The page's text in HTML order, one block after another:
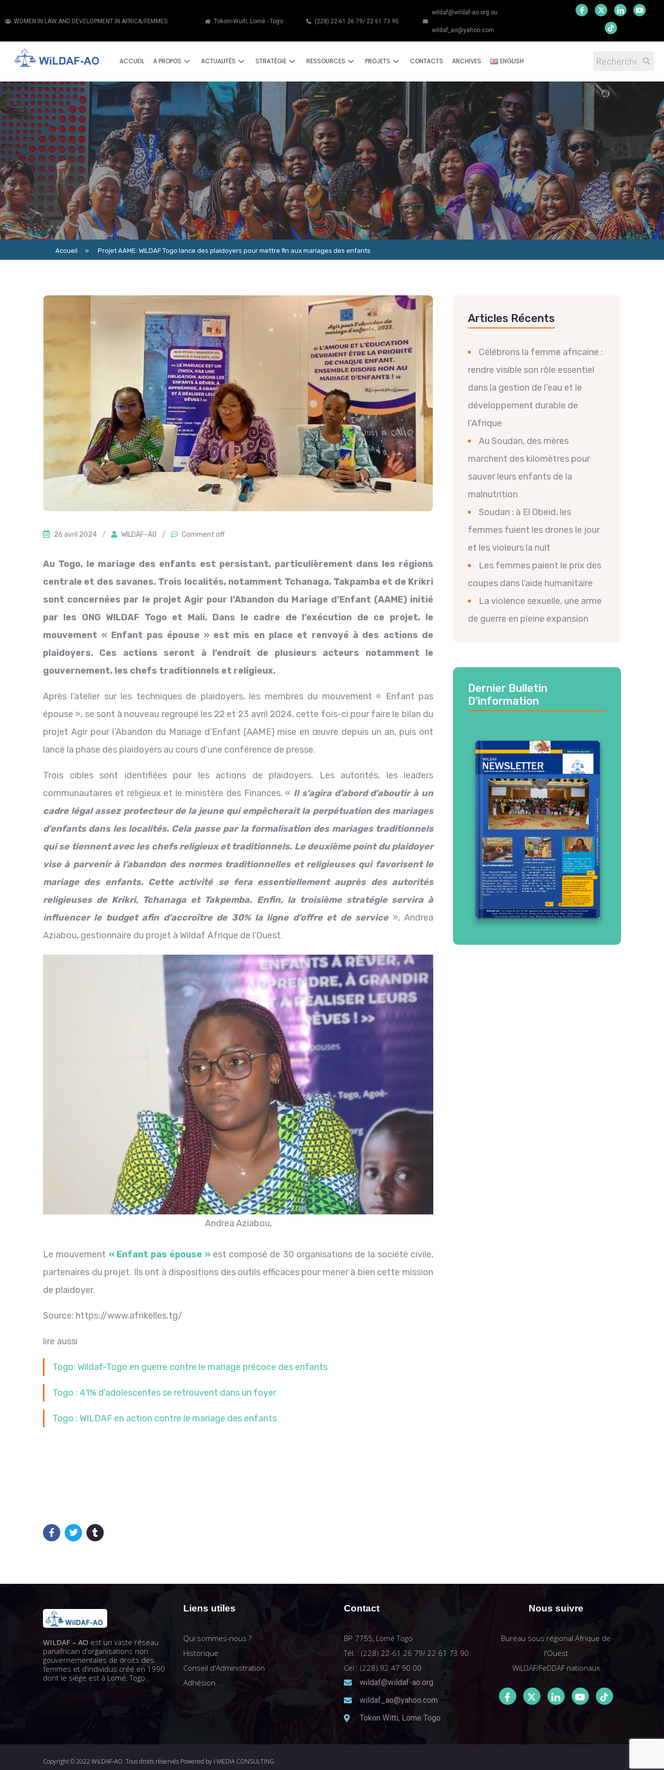
WOMEN IN LAW AND DEVELOPMENT IN AFRICA/FEMMES Tokoin-Wuiti, Lomé - Togo (228) 22-61 26 79/ 22 61 73 90
wildaf@wildaf-ao.org ou
wildaf_ao@yahoo.com
ACCUEIL A PROPOS ACTUALITÉS STRATÉGIE RESSOURCES PROJETS CONTACTS ARCHIVES ENGLISH
Accueil » Projet AAME: WILDAF Togo lance des plaidoyers pour mettre fin aux mariages des enfants
26 avril 2024 / WILDAF-AO / Comment off
Au Togo, le mariage des enfants est persistant, particulièrement dans les régions
centrale et des savanes. Trois localités, notamment Tchanaga, Takpamba et de Krikri
sont concernées par le projet Agir pour l’Abandon du Mariage d’Enfant (AAME) initié
par les ONG WILDAF Togo et Mali. Dans le cadre de l’exécution de ce projet, le
mouvement « Enfant pas épouse » est mis en place et renvoyé à des actions de
plaidoyers. Ces actions seront à l’endroit de plusieurs acteurs notamment le
gouvernement, les chefs traditionnels et religieux.
Après l’atelier sur les techniques de plaidoyers, les membres du mouvement « Enfant pas
épouse », se sont à nouveau regroupé les 22 et 23 avril 2024, cette fois-ci pour faire le bilan du
projet Agir pour l’Abandon du Mariage d’Enfant (AAME) mise en œuvre depuis un an, puis ont
lancé la phase des plaidoyers au cours d’une conférence de presse.
Trois cibles sont identifiées pour les actions de plaidoyers. Les autorités, les leaders
communautaires et religieux et le ministère des Finances. « Il s’agira d’abord d’aboutir à un
cadre légal assez protecteur de la jeune qui empêcherait la perpétuation des mariages
d’enfants dans les localités. Cela passe par la formalisation des mariages traditionnels
qui se tiennent avec les chefs religieux et traditionnels. Le deuxième point du plaidoyer
vise à parvenir à l’abandon des normes traditionnelles et religieuses qui favorisent le
mariage des enfants. Cette activité se fera essentiellement auprès des autorités
religieuses de Krikri, Tchanaga et Takpemba. Enfin, la troisième stratégie servira à
influencer le budget afin d’accroître de 30% la ligne d’offre et de service », Andrea
Aziabou, gestionnaire du projet à Wildaf Afrique de l’Ouest.
Andrea Aziabou,
Le mouvement « Enfant pas épouse » est composé de 30 organisations de la société civile,
partenaires du projet. Ils ont à dispositions des outils efficaces pour mener à bien cette mission
de plaidoyer.
Source: https://www.afrikelles.tg/
lire aussi
Togo: Wildaf-Togo en guerre contre le mariage précoce des enfants
Togo : 41% d’adolescentes se retrouvent dans un foyer
Togo : WILDAF en action contre le mariage des enfants
Articles Récents
Célébrons la femme africaine :
rendre visible son rôle essentiel
dans la gestion de l’eau et le
développement durable de
l’Afrique
Au Soudan, des mères
marchent des kilomètres pour
sauver leurs enfants de la
malnutrition
Soudan : à El Obeid, les
femmes fuient les drones le jour
et les violeurs la nuit
Les femmes paient le prix des
coupes dans l’aide humanitaire
La violence sexuelle, une arme
de guerre en pleine expansion
Dernier Bulletin
D’information
WILDAF – AO est un vaste réseau
panafricain d’organisations non
gouvernementales de droits des
femmes et d’individus créé en 1990
dont le siège est à Lomé, Togo .
Liens utiles
Qui sommes-nous ?
Historique
Conseil d'Administration
Adhésion
Contact
BP 7755, Lomé Togo
Tél. : (228) 22-61 26 79/ 22 61 73 90
Cel : (228) 92 47 90 00
wildaf@wildaf-ao.org
wildaf_ao@yahoo.com
Tokon Witti, Lome Togo
Nous suivre
Bureau sous régional Afrique de
l'Ouest
WiLDAF/FeDDAF nationaux
Copyright © 2022 WiLDAF-AO. Tous droits réservés Powered by I-MEDIA CONSULTING